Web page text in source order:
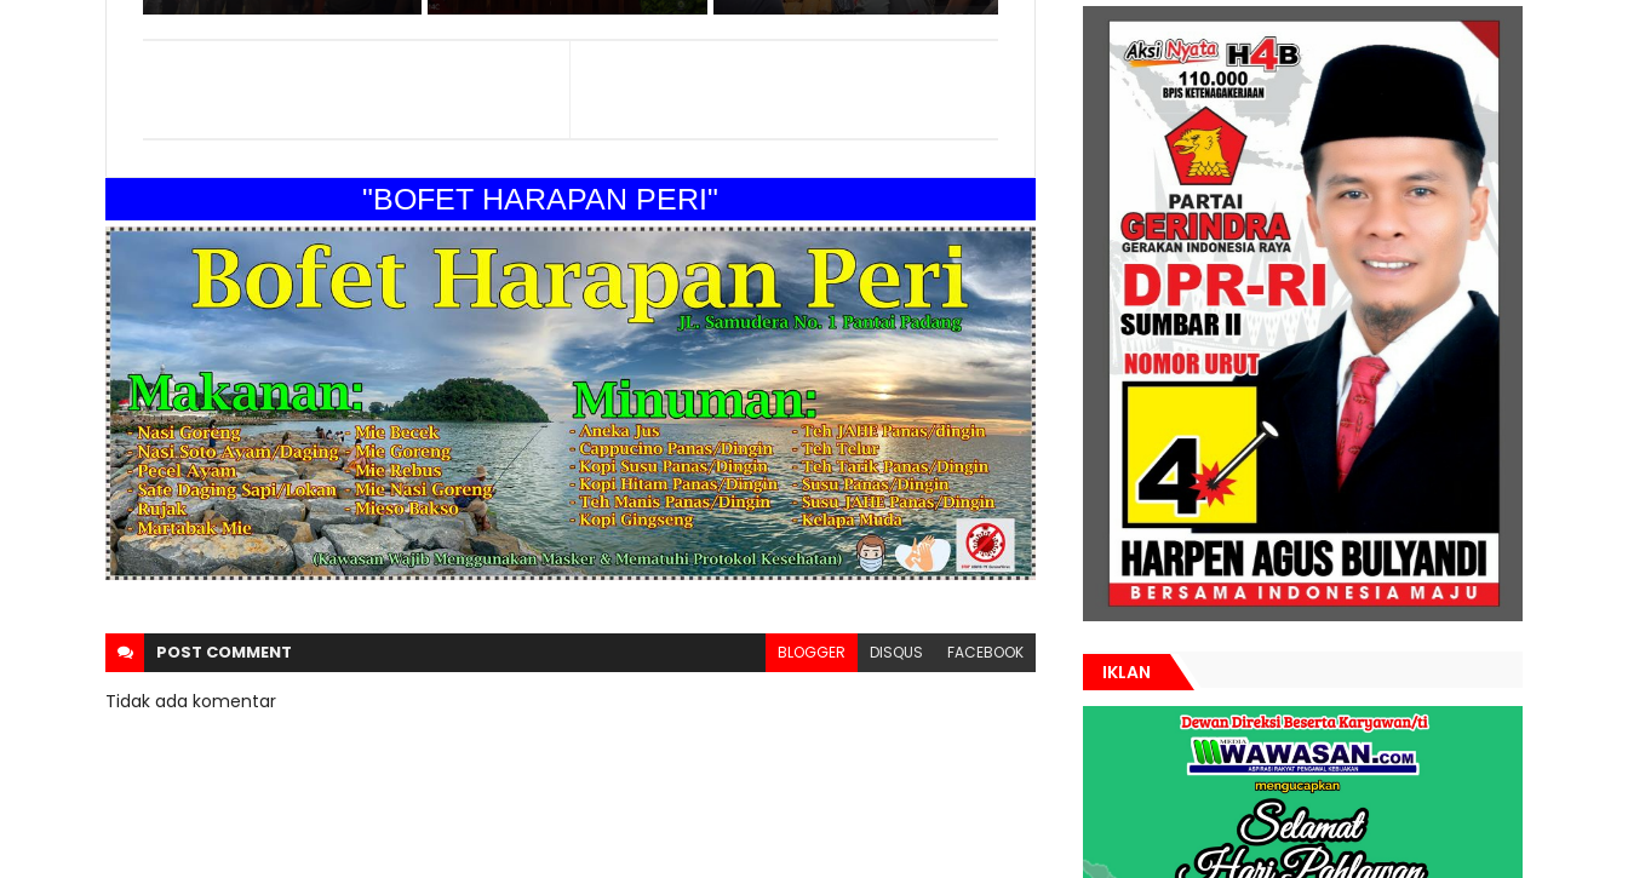
"BOFET HARAPAN PERI"
POST COMMENT BLOGGER DISQUS FACEBOOK
Tidak ada komentar
IKLAN